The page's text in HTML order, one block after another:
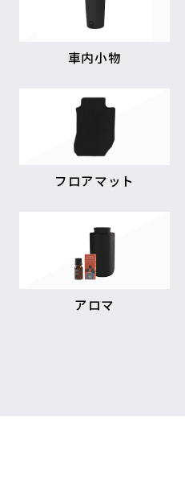
車内小物
フロアマット
アロマ